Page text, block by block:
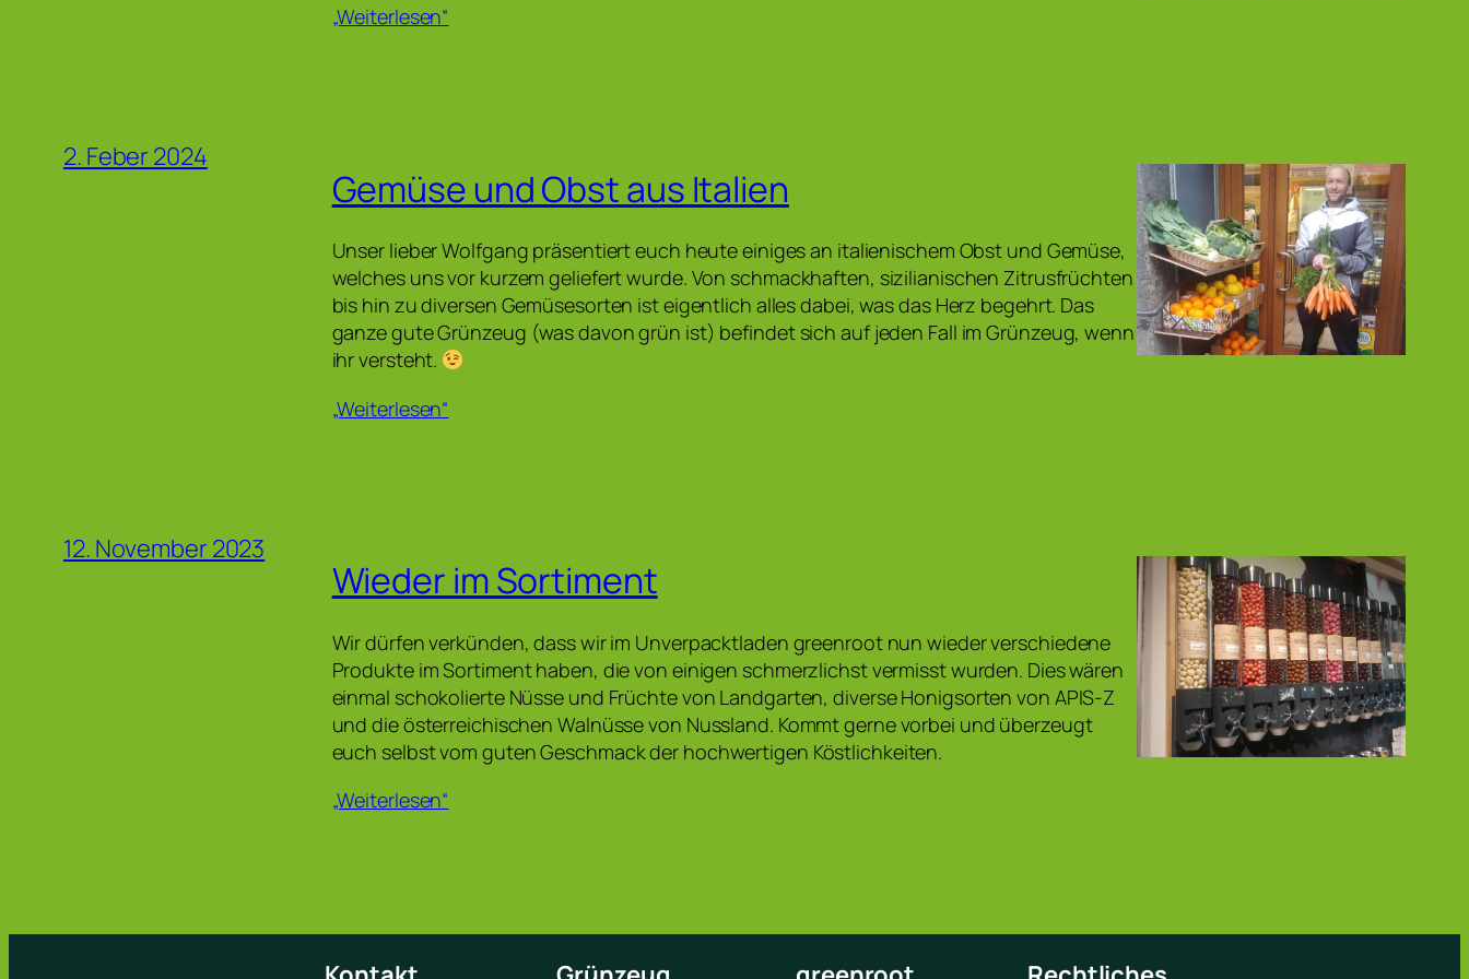
„Weiterlesen“
2. Feber 2024
Gemüse und Obst aus Italien
Unser lieber Wolfgang präsentiert euch heute einiges an italienischem Obst und Gemüse,
welches uns vor kurzem geliefert wurde. Von schmackhaften, sizilianischen Zitrusfrüchten
bis hin zu diversen Gemüsesorten ist eigentlich alles dabei, was das Herz begehrt. Das
ganze gute Grünzeug (was davon grün ist) befindet sich auf jeden Fall im Grünzeug, wenn
ihr versteht.
„Weiterlesen“
12. November 2023
Wieder im Sortiment
Wir dürfen verkünden, dass wir im Unverpacktladen greenroot nun wieder verschiedene
Produkte im Sortiment haben, die von einigen schmerzlichst vermisst wurden. Dies wären
einmal schokolierte Nüsse und Früchte von Landgarten, diverse Honigsorten von APIS-Z
und die österreichischen Walnüsse von Nussland. Kommt gerne vorbei und überzeugt
euch selbst vom guten Geschmack der hochwertigen Köstlichkeiten.
„Weiterlesen“